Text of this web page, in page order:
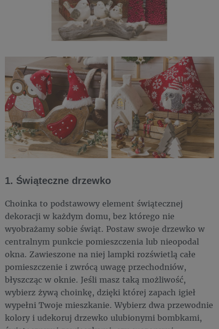
1. Świąteczne drzewko
Choinka to podstawowy element świątecznej
dekoracji w każdym domu, bez którego nie
wyobrażamy sobie świąt. Postaw swoje drzewko w
centralnym punkcie pomieszczenia lub nieopodal
okna. Zawieszone na niej lampki rozświetlą całe
pomieszczenie i zwrócą uwagę przechodniów,
błyszcząc w oknie. Jeśli masz taką możliwość,
wybierz żywą choinkę, dzięki której zapach igieł
wypełni Twoje mieszkanie. Wybierz dwa przewodnie
kolory i udekoruj drzewko ulubionymi bombkami,